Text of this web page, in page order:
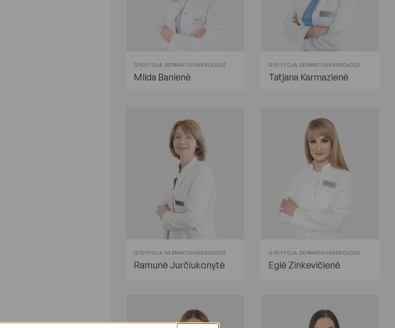
GYDYTOJA DERMATOVENEROLOGĖ
Milda Banienė
GYDYTOJA DERMATOVENEROLOGĖ
Tatjana Karmazienė
GYDYTOJA DERMATOVENEROLOGĖ
Ramunė Jurčiukonytė
GYDYTOJA DERMATOVENEROLOGĖ
Eglė Zinkevičienė